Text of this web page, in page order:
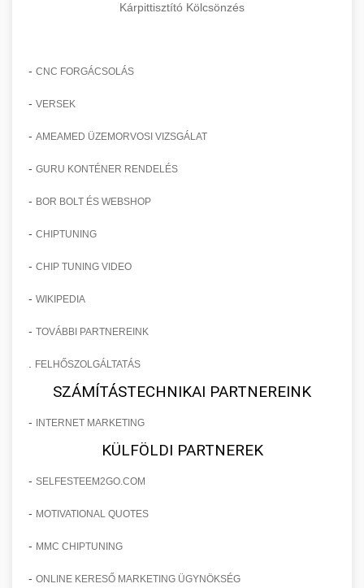
Kárpittisztító Kölcsönzés
- CNC FORGÁCSOLÁS
- VERSEK
- AMEAMED ÜZEMORVOSI VIZSGÁLAT
- GURU KONTÉNER RENDELÉS
- BOR BOLT ÉS WEBSHOP
- CHIPTUNING
- CHIP TUNING VIDEO
- WIKIPEDIA
- TOVÁBBI PARTNEREINK
FELHŐSZOLGÁLTATÁS
SZÁMÍTÁSTECHNIKAI PARTNEREINK
- INTERNET MARKETING
KÜLFÖLDI PARTNEREK
- SELFESTEEM2GO.COM
- MOTIVATIONAL QUOTES
- MMC CHIPTUNING
- ONLINE KERESŐ MARKETING ÜGYNÖKSÉG